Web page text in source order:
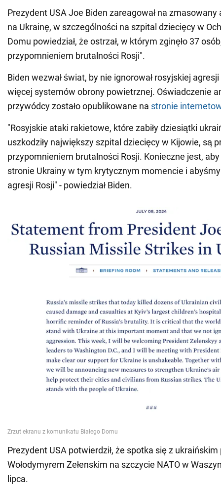
Prezydent USA Joe Biden zareagował na
na Ukrainę, w szczególności na szpital dziecięcy w
Domu powiedział, że ostrzał, w którym zginęło 37
przypomnieniem brutalności Rosji".
Biden wezwał świat, by nie ignorował rosyjskiej agresji
więcej systemów obrony powietrznej. Oświadczenie
przywódcy zostało opublikowane na stronie
"Rosyjskie ataki rakietowe, które zabiły dziesiątki
uszkodziły największy szpital dziecięcy w Kijowie, są
przypomnieniem brutalności Rosji. Konieczne jest,
stronie Ukrainy w tym krytycznym momencie i
agresji Rosji" - powiedział Biden.
Prezydent USA potwierdził, że spotka się z
Wołodymyrem Zełenskim na szczycie NATO w
lipca.